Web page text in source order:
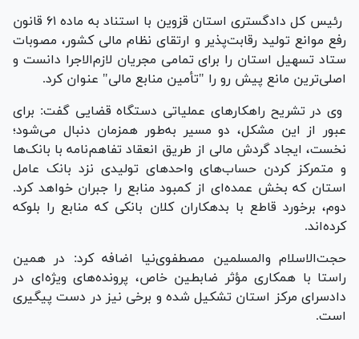
رئیس کل دادگستری استان قزوین با استناد به ماده ۶۱ قانون
رفع موانع تولید رقابت‌پذیر و ارتقای نظام مالی کشور، مصوبات
ستاد تسهیل استان را برای تمامی مجریان لازم‌الاجرا دانست و
اصلی‌ترین مانع پیش رو را "تأمین منابع مالی" عنوان کرد.
وی در تشریح راهکار‌های عملیاتی دستگاه قضایی گفت: برای
عبور از این مشکل، دو مسیر به‌طور همزمان دنبال می‌شود؛
نخست، ایجاد گردش مالی از طریق انعقاد تفاهم‌نامه با بانک‌ها
و متمرکز کردن حساب‌های واحد‌های تولیدی نزد بانک عامل
استان که بخش عمده‌ای از کمبود منابع را جبران خواهد کرد.
دوم، برخورد قاطع با بدهکاران کلان بانکی که منابع را بلوکه
کرده‌اند.
حجت‌الاسلام والمسلمین مصطفوی‌نیا اضافه کرد: در همین
راستا با همکاری مؤثر ضابطین خاص، پرونده‌های ویژه‌ای در
دادسرای مرکز استان تشکیل شده و برخی نیز در دست پیگیری
است.